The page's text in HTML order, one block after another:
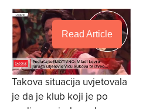
Read Article
Takova situacija uvjetovala
je da je klub koji je po